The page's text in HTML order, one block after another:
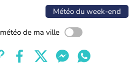
Météo du week-end
de ma ville